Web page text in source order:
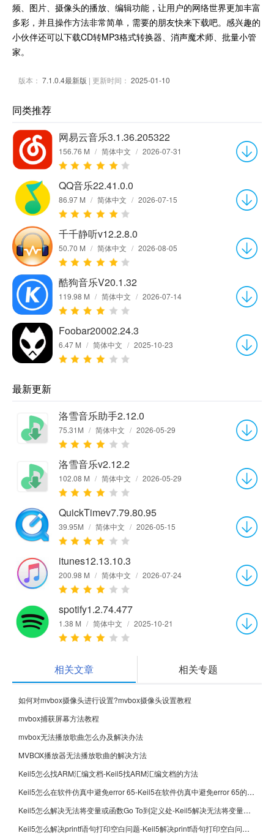
频、图片、摄像头的播放、编辑功能，让用户的网络世界更加丰富
多彩，并且操作方法非常简单，需要的朋友快来下载吧。感兴趣的
小伙伴还可以下载CD转MP3格式转换器、消声魔术师、批量小管
家。
版本： 7.1.0.4最新版 | 更新时间： 2025-01-10
同类推荐
网易云音乐3.1.36.205322
156.76 M / 简体中文 / 2026-07-31
QQ音乐22.41.0.0
86.97 M / 简体中文 / 2026-07-15
千千静听v12.2.8.0
50.70 M / 简体中文 / 2026-08-05
酷狗音乐V20.1.32
119.98 M / 简体中文 / 2026-07-14
Foobar20002.24.3
6.47 M / 简体中文 / 2025-10-23
最新更新
洛雪音乐助手2.12.0
75.31M / 简体中文 / 2026-05-29
洛雪音乐v2.12.2
102.08 M / 简体中文 / 2026-05-29
QuickTimev7.79.80.95
39.95M / 简体中文 / 2026-05-15
itunes12.13.10.3
200.98 M / 简体中文 / 2026-07-24
spotify1.2.74.477
1.38 M / 简体中文 / 2025-10-21
相关文章 相关专题
如何对mvbox摄像头进行设置?mvbox摄像头设置教程
mvbox捕获屏幕方法教程
mvbox无法播放歌曲怎么办及解决办法
MVBOX播放器无法播放歌曲的解决方法
Keil5怎么找ARM汇编文档-Keil5找ARM汇编文档的方法
Keil5怎么在软件仿真中避免error 65-Keil5在软件仿真中避免error 65的方法
Keil5怎么解决无法将变量或函数Go To到定义处-Keil5解决无法将变量或函数Go To到定义处的方法
Keil5怎么解决printf语句打印空白问题-Keil5解决printf语句打印空白问题的方法